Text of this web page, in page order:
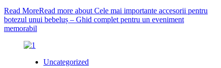
Read MoreRead more about Cele mai importante accesorii pentru
botezul unui bebeluș – Ghid complet pentru un eveniment
memorabil
Uncategorized